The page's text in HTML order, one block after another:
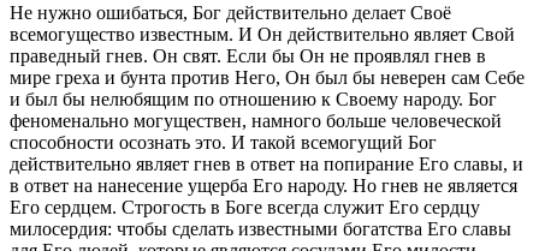
Не нужно ошибаться, Бог действительно делает Своё
всемогущество известным. И Он действительно являет Свой
праведный гнев. Он свят. Если бы Он не проявлял гнев в
мире греха и бунта против Него, Он был бы неверен сам Себе
и был бы нелюбящим по отношению к Своему народу. Бог
феноменально могуществен, намного больше человеческой
способности осознать это. И такой всемогущий Бог
действительно являет гнев в ответ на попирание Его славы, и
в ответ на нанесение ущерба Его народу. Но гнев не является
Его сердцем. Строгость в Боге всегда служит Его сердцу
милосердия: чтобы сделать известными богатства Его славы